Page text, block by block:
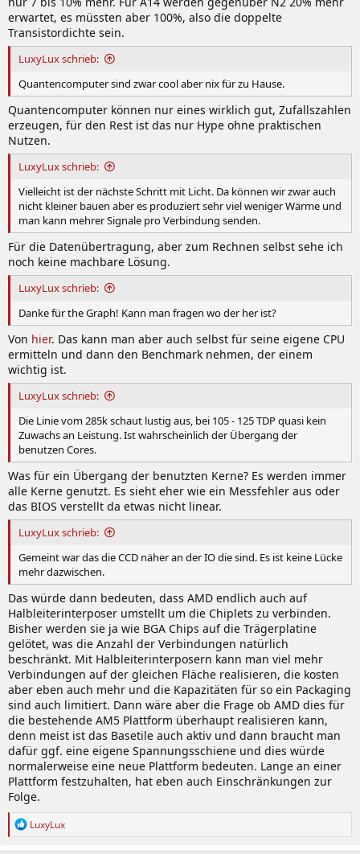
erwartet, es müssten aber 100%, also die doppelte
Transistordichte sein.
LuxyLux schrieb:
Quantencomputer sind zwar cool aber nix für zu Hause.
Quantencomputer können nur eines wirklich gut, Zufallszahlen
erzeugen, für den Rest ist das nur Hype ohne praktischen
Nutzen.
LuxyLux schrieb:
Vielleicht ist der nächste Schritt mit Licht. Da können wir zwar auch
nicht kleiner bauen aber es produziert sehr viel weniger Wärme und
man kann mehrer Signale pro Verbindung senden.
Für die Datenübertragung, aber zum Rechnen selbst sehe ich
noch keine machbare Lösung.
LuxyLux schrieb:
Danke für the Graph! Kann man fragen wo der her ist?
Von hier. Das kann man aber auch selbst für seine eigene CPU
ermitteln und dann den Benchmark nehmen, der einem
wichtig ist.
LuxyLux schrieb:
Die Linie vom 285k schaut lustig aus, bei 105 - 125 TDP quasi kein
Zuwachs an Leistung. Ist wahrscheinlich der Übergang der
benutzen Cores.
Was für ein Übergang der benutzten Kerne? Es werden immer
alle Kerne genutzt. Es sieht eher wie ein Messfehler aus oder
das BIOS verstellt da etwas nicht linear.
LuxyLux schrieb:
Gemeint war das die CCD näher an der IO die sind. Es ist keine Lücke
mehr dazwischen.
Das würde dann bedeuten, dass AMD endlich auch auf
Halbleiterinterposer umstellt um die Chiplets zu verbinden.
Bisher werden sie ja wie BGA Chips auf die Trägerplatine
gelötet, was die Anzahl der Verbindungen natürlich
beschränkt. Mit Halbleiterinterposern kann man viel mehr
Verbindungen auf der gleichen Fläche realisieren, die kosten
aber eben auch mehr und die Kapazitäten für so ein Packaging
sind auch limitiert. Dann wäre aber die Frage ob AMD dies für
die bestehende AM5 Plattform überhaupt realisieren kann,
denn meist ist das Basetile auch aktiv und dann braucht man
dafür ggf. eine eigene Spannungsschiene und dies würde
normalerweise eine neue Plattform bedeuten. Lange an einer
Plattform festzuhalten, hat eben auch Einschränkungen zur
Folge.
RLuxyLux